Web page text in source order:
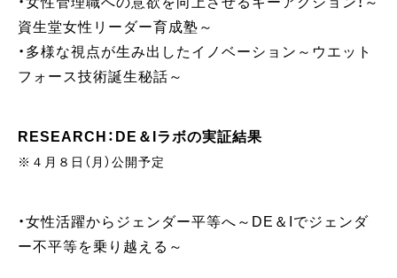
資生堂女性リーダー育成塾～
・多様な視点が生み出したイノベーション～ウエット
フォース技術誕生秘話～
RESEARCH：DE＆Iラボの実証結果
※４月８日（月）公開予定
・女性活躍からジェンダー平等へ～DE＆Iでジェンダ
ー不平等を乗り越える～